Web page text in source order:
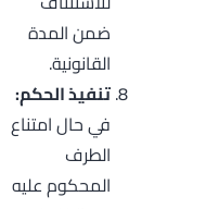
ضمن المدة
القانونية.
تنفيذ الحكم:
في حال امتناع
الطرف
المحكوم عليه